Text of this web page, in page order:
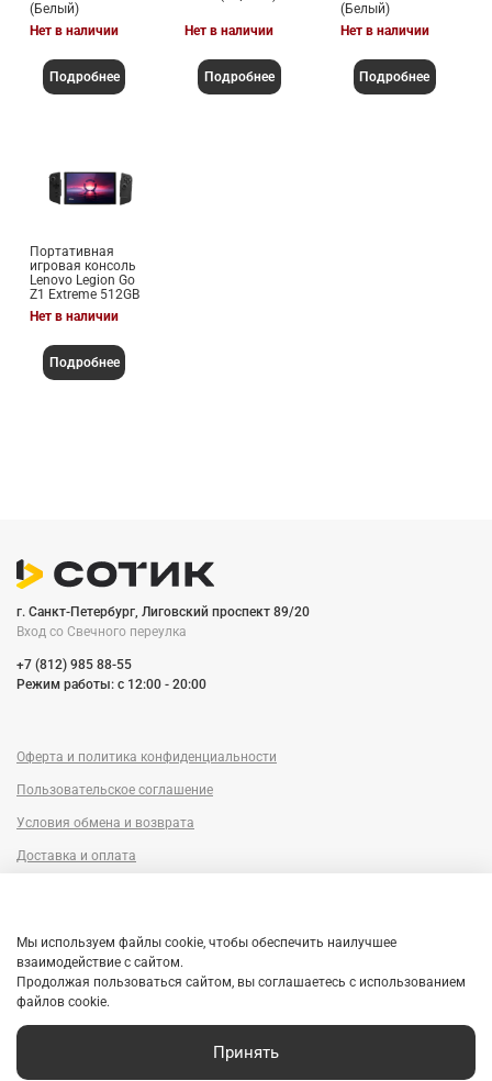
(Белый)
Нет в наличии
Подробнее
Нет в наличии
Подробнее
(Белый)
Нет в наличии
Подробнее
Портативная
игровая консоль
Lenovo Legion Go
Z1 Extreme 512GB
Нет в наличии
Подробнее
г. Санкт-Петербург, Лиговский проспект 89/20
Вход со Cвечного переулка
+7 (812) 985 88-55
Режим работы: c 12:00 - 20:00
Оферта и политика конфиденциальности
Пользовательское соглашение
Условия обмена и возврата
Доставка и оплата
Рассрочка
Мы используем файлы cookie, чтобы обеспечить наилучшее
взаимодействие с сайтом.
Продолжая пользоваться сайтом, вы соглашаетесь с использованием
файлов cookie.
Принять